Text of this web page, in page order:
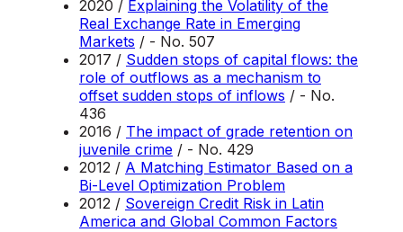
2020 / Explaining the Volatility of the
Real Exchange Rate in Emerging
Markets / - No. 507
2017 / Sudden stops of capital flows: the
role of outflows as a mechanism to
offset sudden stops of inflows / - No.
436
2016 / The impact of grade retention on
juvenile crime / - No. 429
2012 / A Matching Estimator Based on a
Bi-Level Optimization Problem
2012 / Sovereign Credit Risk in Latin
America and Global Common Factors